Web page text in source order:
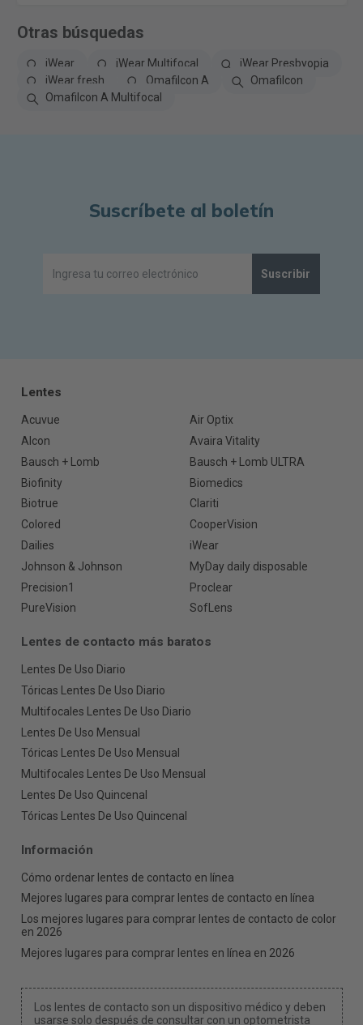
Otras búsquedas
iWear iWear Multifocal
iWear Presbyopia
iWear fresh
Omafilcon A
Omafilcon
Omafilcon A Multifocal
Suscríbete al boletín
Suscribir
Lentes
Acuvue
Air Optix
Alcon
Avaira Vitality
Bausch + Lomb
Bausch + Lomb ULTRA
Biofinity
Biomedics
Biotrue
Clariti
Colored
CooperVision
Dailies
iWear
Johnson & Johnson
MyDay daily disposable
Precision1
Proclear
PureVision
SofLens
Lentes de contacto más baratos
Lentes De Uso Diario
Tóricas Lentes De Uso Diario
Multifocales Lentes De Uso Diario
Lentes De Uso Mensual
Tóricas Lentes De Uso Mensual
Multifocales Lentes De Uso Mensual
Lentes De Uso Quincenal
Tóricas Lentes De Uso Quincenal
Información
Cómo ordenar lentes de contacto en línea
Mejores lugares para comprar lentes de contacto en línea
Los mejores lugares para comprar lentes de contacto de color
en 2026
Mejores lugares para comprar lentes en línea en 2026
Los lentes de contacto son un dispositivo médico y deben
usarse solo después de consultar con un optometrista